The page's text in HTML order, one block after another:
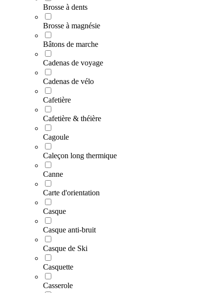
Brosse à dents
Brosse à magnésie
Bâtons de marche
Cadenas de voyage
Cadenas de vélo
Cafetière
Cafetière & théière
Cagoule
Caleçon long thermique
Canne
Carte d'orientation
Casque
Casque anti-bruit
Casque de Ski
Casquette
Casserole